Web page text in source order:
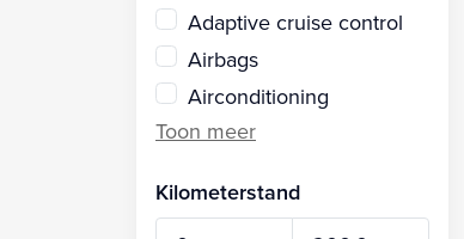
Adaptive cruise control
Airbags
Airconditioning
Kilometerstand